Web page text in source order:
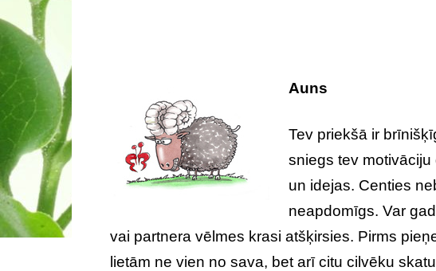
Auns
Tev priekšā ir
sniegs tev
un idejas. Centies
neapdomīgs. Var
vai partnera vēlmes krasi atšķirsies. Pirms
lietām ne vien no sava, bet arī citu cilvēku